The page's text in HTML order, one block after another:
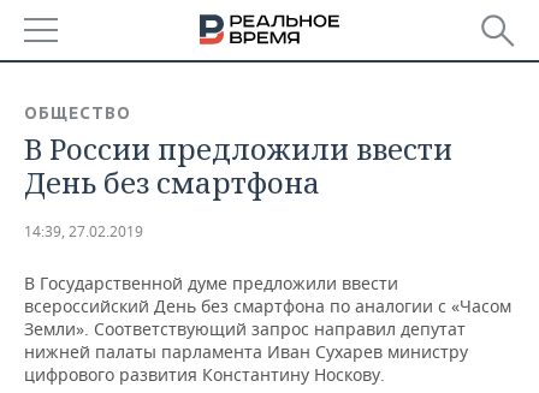
БАШКОРТОСТАН
ТАТАРСТАН
НОВОСТИ
АНАЛИТИКА
ДЕКЛАРАЦИИ О ДОХОДАХ
КОРОЛИ ГОСЗАКАЗА ПФО
НОВОСТИ ЭКОНОМИКИ
ФИНАНСЫ
ПРОМЫШЛЕННОСТЬ
НОВОСТИ
ПРОМЫШЛЕННОСТИ
НЕДВИЖИМОСТЬ
ОБЩЕСТВО
В России предложили ввести
День без смартфона
14:39, 27.02.2019
В Государственной думе предложили ввести
всероссийский День без смартфона по аналогии с «Часом
Земли». Соответствующий запрос направил депутат
нижней палаты парламента Иван Сухарев министру
цифрового развития Константину Носкову.